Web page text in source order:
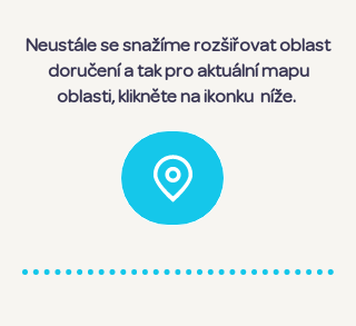
Neustále se snažíme rozšiřovat oblast
doručení a tak pro aktuální mapu
oblasti, klikněte na ikonku níže.